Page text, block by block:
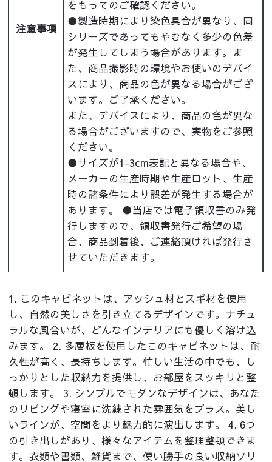
注意事項
をもってのご確認ください。
●製造時期により染色具合が異なり、同
シリーズであってもやむなく多少の色差
が発生してしまう場合があります。ま
た、商品撮影時の環境やお使いのデバイ
スにより、商品の色が異なる場合がござ
います。ご了承ください。
また、デバイスにより、商品の色が異な
る場合がございますので、実物をご参照
ください。
●サイズが1-3cm表記と異なる場合や、
メーカーの生産時期や生産ロット、生産
時の諸条件により誤差が発生する場合が
あります。 ●当店では電子領収書のみ発
行しますので、領収書発行ご希望の場
合、商品到着後、ご連絡頂ければ発行さ
せていただきます。
1. このキャビネットは、アッシュ材とスギ材を使用
し、自然の美しさを引き立てるデザインです。ナチュ
ラルな風合いが、どんなインテリアにも優しく溶け込
みます。 2. 多層板を使用したこのキャビネットは、耐
久性が高く、長持ちします。忙しい生活の中でも、し
っかりとした収納力を提供し、お部屋をスッキリと整
頓します。 3. シンプルでモダンなデザインは、あなた
のリビングや寝室に洗練された雰囲気をプラス。美し
いラインが、空間をより魅力的に演出します。 4. 6つ
の引き出しがあり、様々なアイテムを整理整頓できま
す。衣類や書類、雑貨まで、使い勝手の良い収納ソリ